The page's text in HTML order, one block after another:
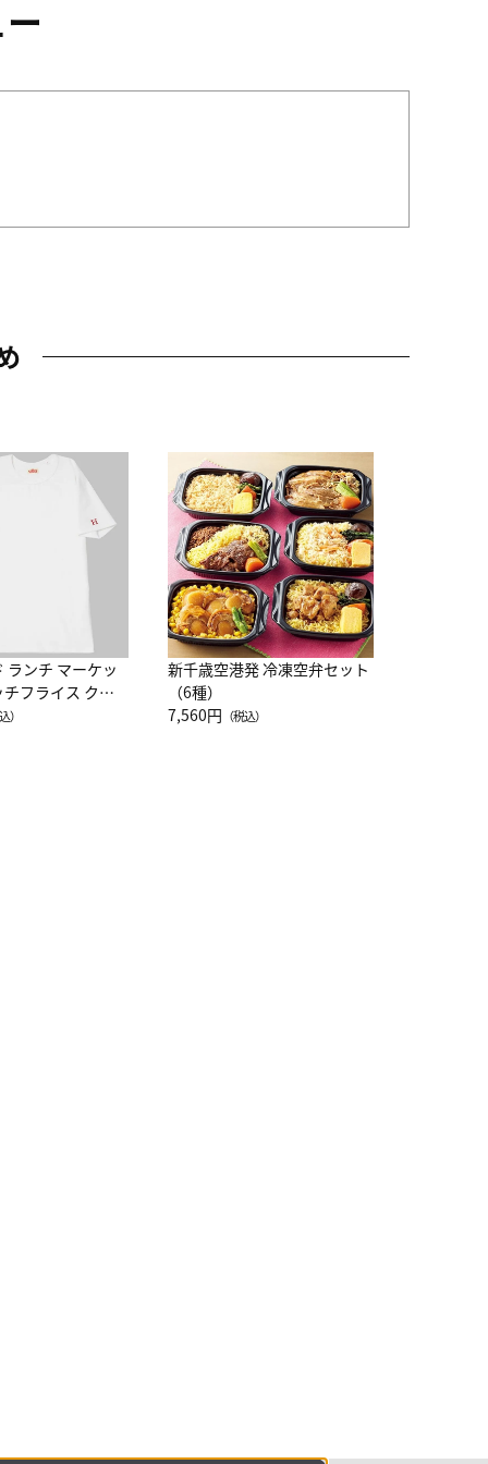
ランチ マーケッ
フライス クル
半袖Ｔシャツ
）
新千歳空港発 冷凍空弁セット
（6種）
7,560円 （税込）